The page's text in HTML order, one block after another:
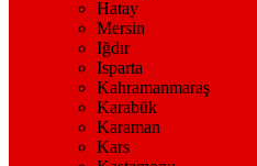
Hatay
Mersin
Iğdır
Isparta
Kahramanmaraş
Karabük
Karaman
Kars